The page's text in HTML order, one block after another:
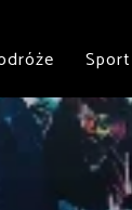
Sport